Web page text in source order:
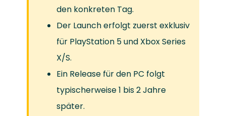
den konkreten Tag.
Der Launch erfolgt zuerst exklusiv
für PlayStation 5 und Xbox Series
X/S.
Ein Release für den PC folgt
typischerweise 1 bis 2 Jahre
später.